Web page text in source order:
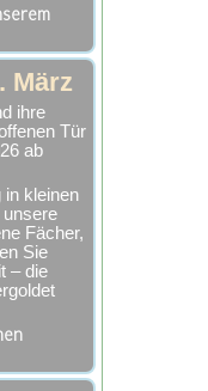
März
ihre
Tür
ab
in kleinen
Fächer,
Sie
– die